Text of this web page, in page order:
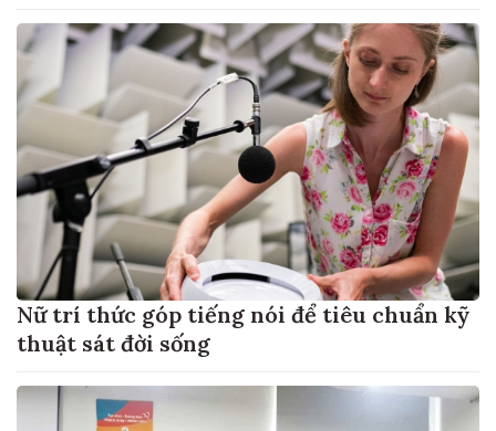
Nữ trí thức góp tiếng nói để tiêu chuẩn kỹ
thuật sát đời sống